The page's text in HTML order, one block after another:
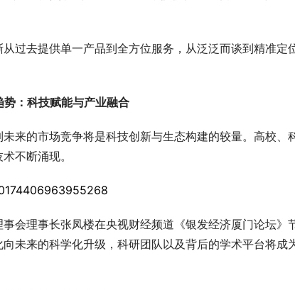
过去提供单一产品到全方位服务，从泛泛而谈到精准定
：科技赋能与产业融合
来的市场竞争将是科技创新与生态构建的较量。高校、
不断涌现。
会理事长张凤楼在央视财经频道《银发经济厦门论坛》
未来的科学化升级，科研团队以及背后的学术平台将成